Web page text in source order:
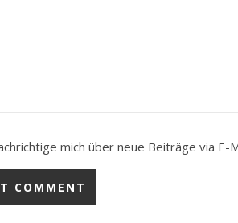
mich über neue Beiträge via E-